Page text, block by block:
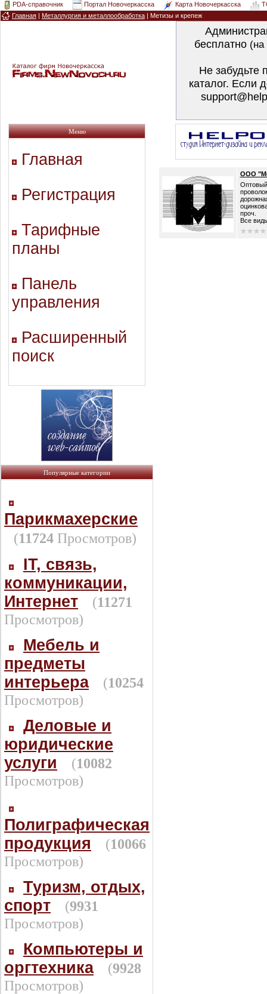
PDA-справочник Портал Новочеркасска Карта Новочеркасска
Главная | Металлургия и металлообработка | Метизы и крепеж
бесплатно
Не забудьте
каталог. Если
Меню
Главная
Регистрация
Тарифные
планы
Панель
управления
Расширенный
поиск
Популярные категории
Парикмахерские
(11724 Просмотров)
IT, связь,
коммуникации,
Интернет
(11271
Просмотров)
Мебель и
предметы
интерьера
(10254
Просмотров)
Деловые и
юридические
услуги
(10082
Просмотров)
Полиграфическая
продукция
(10066
Просмотров)
Туризм, отдых,
спорт
(9931
Просмотров)
Компьютеры и
оргтехника
(9928
Просмотров)
ООО
проч.
Все